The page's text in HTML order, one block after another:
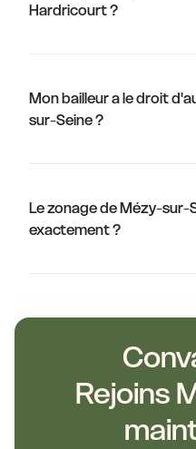
Hardricourt ?
Mon bailleur a le droit
sur-Seine ?
Le zonage de Mézy-sur-
exactement ?
Rejoins